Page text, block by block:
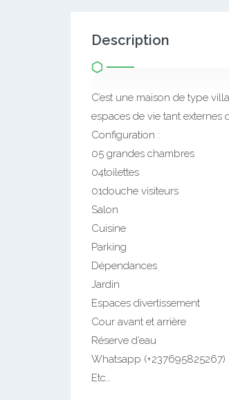
Description
C’est une maison de type
espaces de vie tant externes
Configuration :
05 grandes chambres
04toilettes
01douche visiteurs
Salon
Cuisine
Parking
Dépendances
Jardin
Espaces divertissement
Cour avant et arrière
Réserve d’eau
Whatsapp (+237695825267)
Etc…